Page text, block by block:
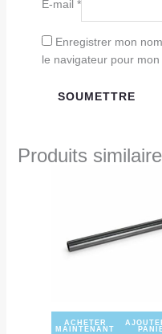
E-mail *
Enregistrer mon
le navigateur pour
Produits
ACHETER
MAINTENANT